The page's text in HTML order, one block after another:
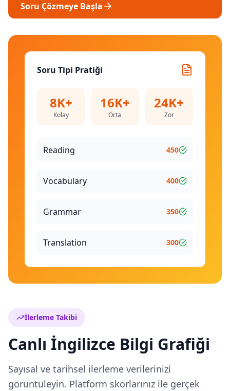
Soru Tipi Pratiği
8K+
Kolay
16K+
Orta
24K+
Zor
Reading 450
Vocabulary 400
Grammar 350
Translation 300
Soru Çözmeye Başla
İlerleme Takibi
Canlı İngilizce Bilgi Grafiği
Sayısal ve tarihsel ilerleme verilerinizi
görüntüleyin. Platform skorlarınız ile gerçek